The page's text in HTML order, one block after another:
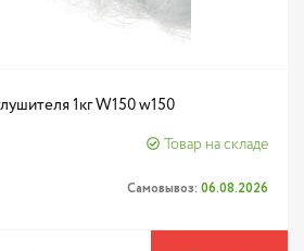
1кг W150 w150
Товар на складе
Самовывоз: 06.08.2026